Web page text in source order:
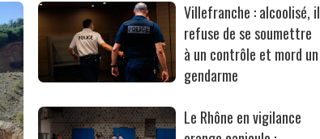
Villefranche : alcoolisé, il
refuse de se soumettre
à un contrôle et mord un
gendarme
Le Rhône en vigilance